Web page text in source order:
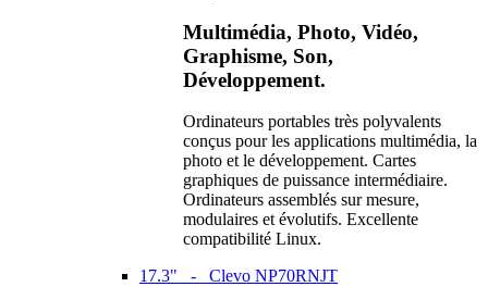
Multimédia, Photo, Vidéo,
Graphisme, Son,
Développement.
Ordinateurs portables très polyvalents
conçus pour les applications multimédia, la
photo et le développement. Cartes
graphiques de puissance intermédiaire.
Ordinateurs assemblés sur mesure,
modulaires et évolutifs. Excellente
compatibilité Linux.
17.3" - Clevo NP70RNJT